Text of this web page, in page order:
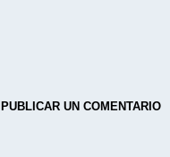
PUBLICAR UN COMENTARIO